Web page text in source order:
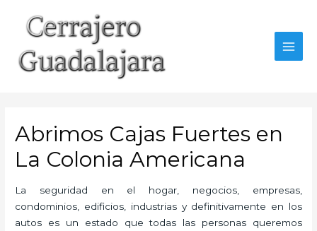
contenido
Abrimos Cajas Fuertes en
La Colonia Americana
La seguridad en el hogar, negocios, empresas,
condominios, edificios, industrias y definitivamente en los
autos es un estado que todas las personas queremos